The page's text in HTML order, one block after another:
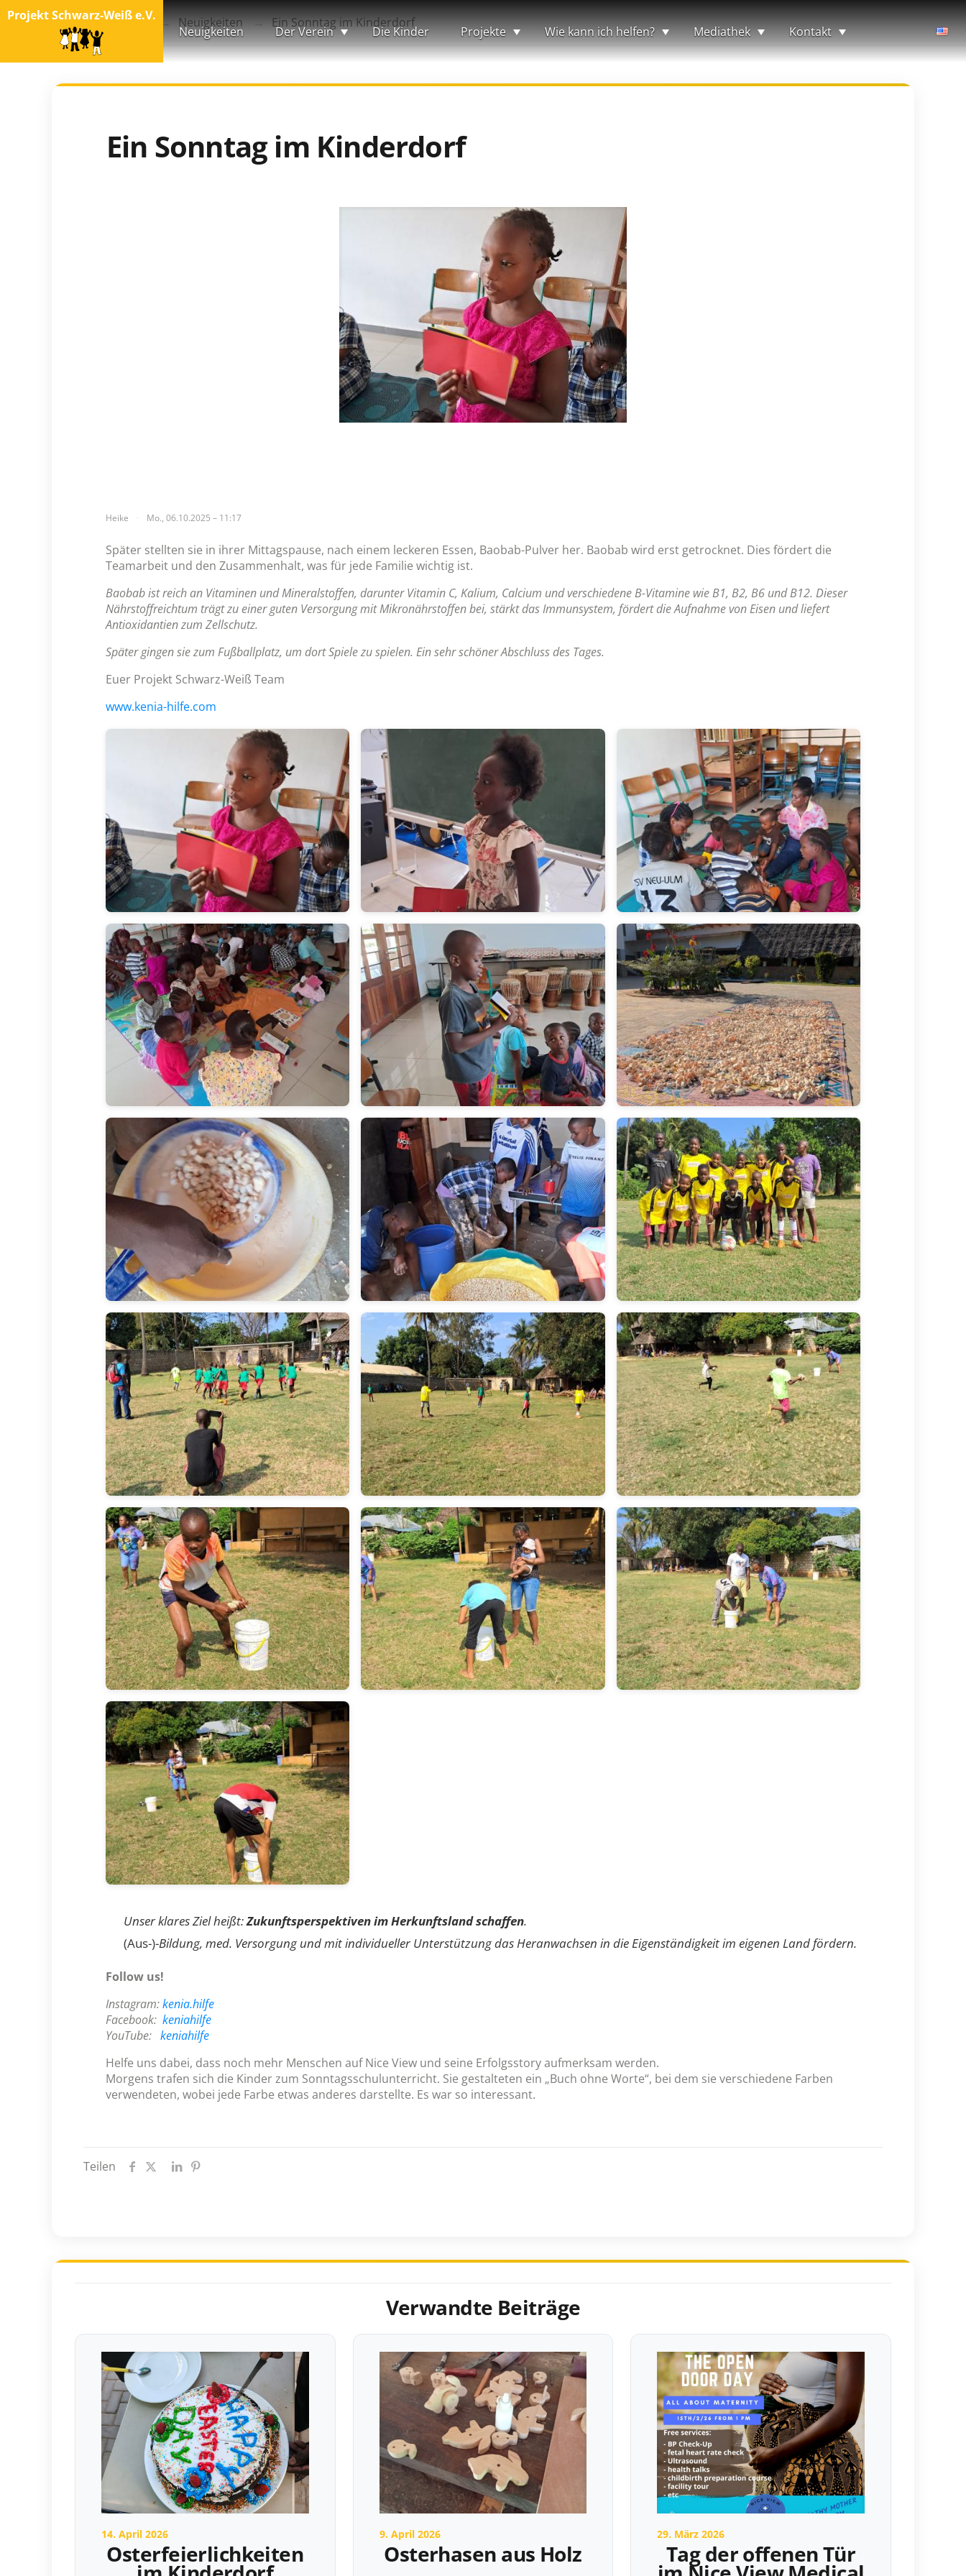
Projekt Schwarz-Weiß e.V.
Neuigkeiten
Der Verein Die Kinder Projekte Wie kann ich helfen? Mediathek Kontakt
Startseite Blog Neuigkeiten Ein Sonntag im Kinderdorf
Ein Sonntag im Kinderdorf
Heike Mo., 06.10.2025 – 11:17
Später stellten sie in ihrer Mittagspause, nach einem leckeren Essen, Baobab-Pulver her. Baobab wird erst getrocknet. Dies fördert die
Teamarbeit und den Zusammenhalt, was für jede Familie wichtig ist.
Baobab ist reich an Vitaminen und Mineralstoffen, darunter Vitamin C, Kalium, Calcium und verschiedene B-Vitamine wie B1, B2, B6 und B12. Dieser
Nährstoffreichtum trägt zu einer guten Versorgung mit Mikronährstoffen bei, stärkt das Immunsystem, fördert die Aufnahme von Eisen und liefert
Antioxidantien zum Zellschutz.
Später gingen sie zum Fußballplatz, um dort Spiele zu spielen. Ein sehr schöner Abschluss des Tages.
Euer Projekt Schwarz-Weiß Team
www.kenia-hilfe.com
Unser klares Ziel heißt:Zukunftsperspektiven im Herkunftsland schaffen.
(Aus-)-Bildung, med. Versorgung und mit individueller Unterstützung das Heranwachsen in die Eigenständigkeit im eigenen Land fördern.
Follow us!
Instagram:kenia.hilfe
Facebook: keniahilfe
YouTube: keniahilfe
Helfe uns dabei, dass noch mehr Menschen auf Nice View und seine Erfolgsstory aufmerksam werden.
Morgens trafen sich die Kinder zum Sonntagsschulunterricht. Sie gestalteten ein „Buch ohne Worte“, bei dem sie verschiedene Farben
verwendeten, wobei jede Farbe etwas anderes darstellte. Es war so interessant.
Teilen
Verwandte Beiträge
14. April 2026
Osterfeierlichkeiten
9. April 2026
Osterhasen aus Holz
29. März 2026
Tag der offenen Tür